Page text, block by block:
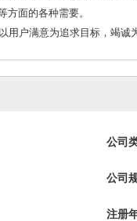
面的各种需要。
户满意为追求目标，竭诚
公司
公司
注册